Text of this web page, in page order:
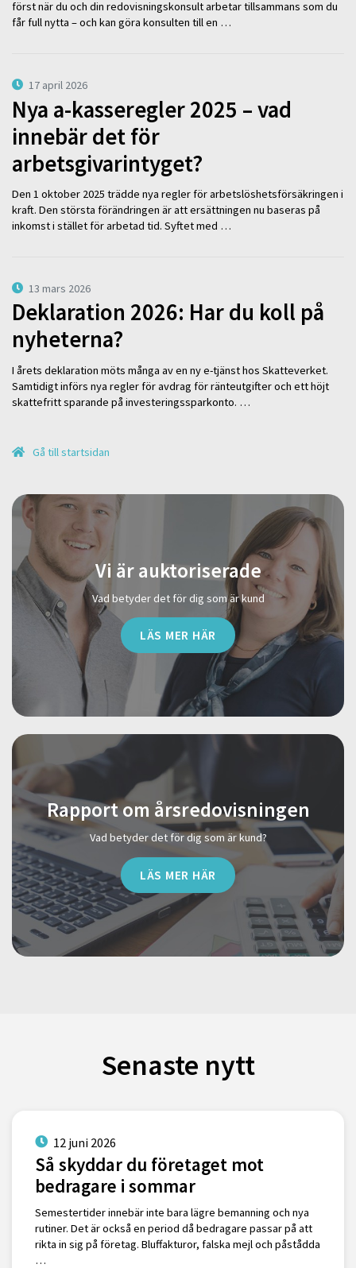
först när du och din redovisningskonsult arbetar tillsammans som du
får full nytta – och kan göra konsulten till en …
17 april 2026
Nya a-kasseregler 2025 – vad
innebär det för
arbetsgivarintyget?
Den 1 oktober 2025 trädde nya regler för arbetslöshetsförsäkringen i
kraft. Den största förändringen är att ersättningen nu baseras på
inkomst i stället för arbetad tid. Syftet med …
13 mars 2026
Deklaration 2026: Har du koll på
nyheterna?
I årets deklaration möts många av en ny e-tjänst hos Skatteverket.
Samtidigt införs nya regler för avdrag för ränteutgifter och ett höjt
skattefritt sparande på investeringssparkonto. …
Gå till startsidan
Vi är auktoriserade
Vad betyder det för dig som är kund
LÄS MER HÄR
Rapport om årsredovisningen
Vad betyder det för dig som är kund?
LÄS MER HÄR
Senaste nytt
12 juni 2026
Så skyddar du företaget mot
bedragare i sommar
Semestertider innebär inte bara lägre bemanning och nya
rutiner. Det är också en period då bedragare passar på att
rikta in sig på företag. Bluffakturor, falska mejl och påstådda
…